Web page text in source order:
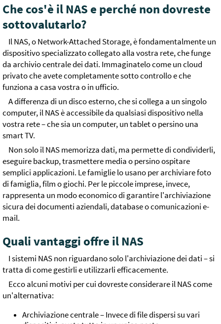
Che cos'è il NAS e perché non dovreste
sottovalutarlo?
Il NAS, o Network-Attached Storage, è fondamentalmente un
dispositivo specializzato collegato alla vostra rete, che funge
da archivio centrale dei dati. Immaginatelo come un cloud
privato che avete completamente sotto controllo e che
funziona a casa vostra o in ufficio.
A differenza di un disco esterno, che si collega a un singolo
computer, il NAS è accessibile da qualsiasi dispositivo nella
vostra rete – che sia un computer, un tablet o persino una
smart TV.
Non solo il NAS memorizza dati, ma permette di condividerli,
eseguire backup, trasmettere media o persino ospitare
semplici applicazioni. Le famiglie lo usano per archiviare foto
di famiglia, film o giochi. Per le piccole imprese, invece,
rappresenta un modo economico di garantire l'archiviazione
sicura dei documenti aziendali, database o comunicazioni e-
mail.
Quali vantaggi offre il NAS
I sistemi NAS non riguardano solo l'archiviazione dei dati – si
tratta di come gestirli e utilizzarli efficacemente.
Ecco alcuni motivi per cui dovreste considerare il NAS come
un'alternativa:
Archiviazione centrale – Invece di file dispersi su vari